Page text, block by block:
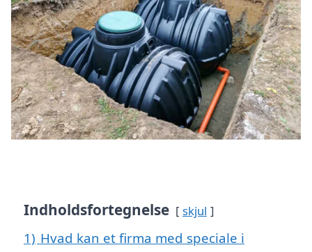
Indholdsfortegnelse skjul
1) Hvad kan et firma med speciale i